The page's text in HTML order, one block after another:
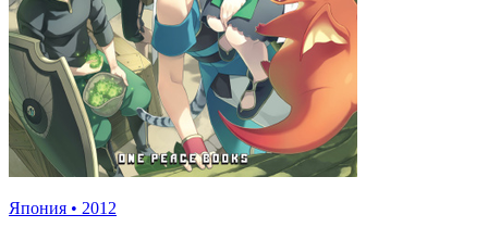
Япония • 2012